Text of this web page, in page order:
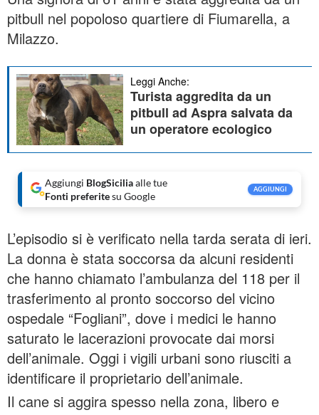
pitbull nel popoloso quartiere di Fiumarella, a
Milazzo.
Leggi Anche:
Turista aggredita da un
pitbull ad Aspra salvata da
un operatore ecologico
Aggiungi BlogSiciliaalle tue
Fonti preferitesu Google
AGGIUNGI
L’episodio si è verificato nella tarda serata di ieri.
La donna è stata soccorsa da alcuni residenti
che hanno chiamato l’ambulanza del 118 per il
trasferimento al pronto soccorso del vicino
ospedale “Fogliani”, dove i medici le hanno
saturato le lacerazioni provocate dai morsi
dell’animale. Oggi i vigili urbani sono riusciti a
identificare il proprietario dell’animale.
Il cane si aggira spesso nella zona, libero e